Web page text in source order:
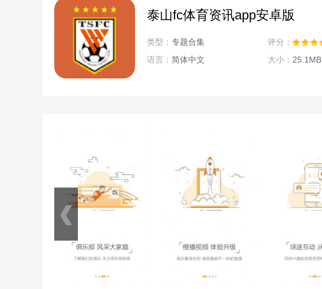
泰山fc体育资讯app安卓版
类型： 专题合集 评分：
语言： 简体中文 大小： 25.1MB